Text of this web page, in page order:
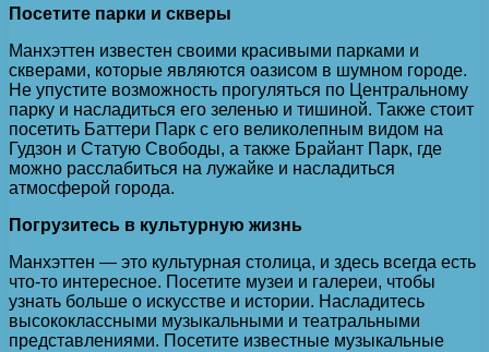
Посетите парки и скверы
Манхэттен известен своими красивыми парками и
скверами, которые являются оазисом в шумном городе.
Не упустите возможность прогуляться по Центральному
парку и насладиться его зеленью и тишиной. Также стоит
посетить Баттери Парк с его великолепным видом на
Гудзон и Статую Свободы, а также Брайант Парк, где
можно расслабиться на лужайке и насладиться
атмосферой города.
Погрузитесь в культурную жизнь
Манхэттен — это культурная столица, и здесь всегда есть
что-то интересное. Посетите музеи и галереи, чтобы
узнать больше о искусстве и истории. Насладитесь
высококлассными музыкальными и театральными
представлениями. Посетите известные музыкальные